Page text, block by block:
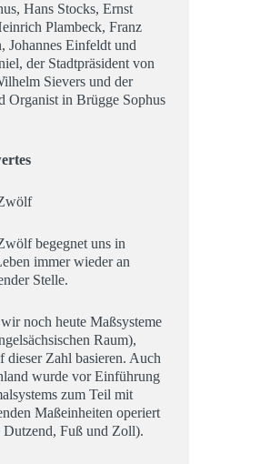
Hans Stocks, Ernst
Plambeck, Franz
Johannes Einfeldt und
der Stadtpräsident von
Sievers und der
Organist in Brügge Sophus
begegnet uns in
immer wieder an
Stelle.
noch heute Maßsysteme
Raum),
dieser Zahl basieren. Auch
wurde vor Einführung
zum Teil mit
Maßeinheiten operiert
Dutzend, Fuß und Zoll).